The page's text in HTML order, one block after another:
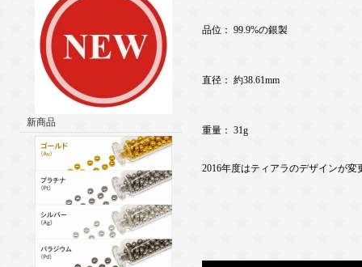
新商品
品位： 99.9%の銀製
直径： 約38.61mm
重量： 31g
2016年度はティアラのデザインが変